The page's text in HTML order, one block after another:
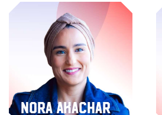
Nora Akachar